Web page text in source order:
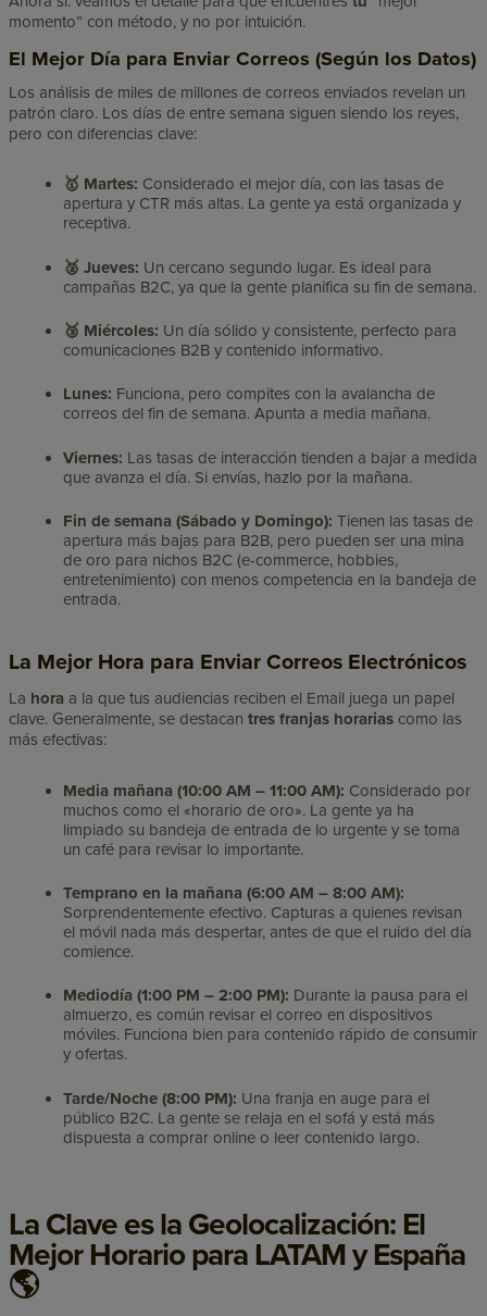
momento” con método, y no por intuición.
El Mejor Día para Enviar Correos (Según los Datos)
Los análisis de miles de millones de correos enviados revelan un
patrón claro. Los días de entre semana siguen siendo los reyes,
pero con diferencias clave:
🥇 Martes: Considerado el mejor día, con las tasas de
apertura y CTR más altas. La gente ya está organizada y
receptiva.
🥈 Jueves: Un cercano segundo lugar. Es ideal para
campañas B2C, ya que la gente planifica su fin de semana.
🥉 Miércoles: Un día sólido y consistente, perfecto para
comunicaciones B2B y contenido informativo.
Lunes: Funciona, pero compites con la avalancha de
correos del fin de semana. Apunta a media mañana.
Viernes: Las tasas de interacción tienden a bajar a medida
que avanza el día. Si envías, hazlo por la mañana.
Fin de semana (Sábado y Domingo): Tienen las tasas de
apertura más bajas para B2B, pero pueden ser una mina
de oro para nichos B2C (e-commerce, hobbies,
entretenimiento) con menos competencia en la bandeja de
entrada.
La Mejor Hora para Enviar Correos Electrónicos
La hora a la que tus audiencias reciben el Email juega un papel
clave. Generalmente, se destacantres franjas horarias como las
más efectivas:
Media mañana (10:00 AM – 11:00 AM): Considerado por
muchos como el «horario de oro». La gente ya ha
limpiado su bandeja de entrada de lo urgente y se toma
un café para revisar lo importante.
Temprano en la mañana (6:00 AM – 8:00 AM):
Sorprendentemente efectivo. Capturas a quienes revisan
el móvil nada más despertar, antes de que el ruido del día
comience.
Mediodía (1:00 PM – 2:00 PM): Durante la pausa para el
almuerzo, es común revisar el correo en dispositivos
móviles. Funciona bien para contenido rápido de consumir
y ofertas.
Tarde/Noche (8:00 PM): Una franja en auge para el
público B2C. La gente se relaja en el sofá y está más
dispuesta a comprar online o leer contenido largo.
La Clave es la Geolocalización: El
Mejor Horario para LATAM y España
🌎